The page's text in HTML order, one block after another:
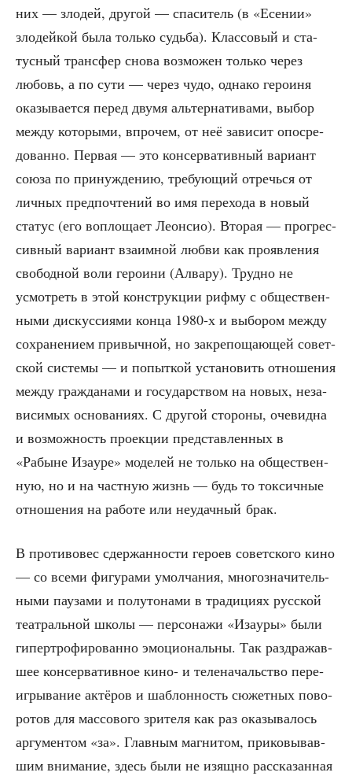
них — зло­дей, дру­гой — спа­си­тель (в «Есе­нии»
зло­дей­кой была толь­ко судь­ба). Клас­со­вый и ста­
тус­ный транс­фер сно­ва воз­мо­жен толь­ко через
любовь, а по сути — через чудо, одна­ко геро­и­ня
ока­зы­ва­ет­ся перед дву­мя аль­тер­на­ти­ва­ми, выбор
меж­ду кото­ры­ми, впро­чем, от неё зави­сит опо­сре­
до­ван­но. Пер­вая — это кон­сер­ва­тив­ный вари­ант
сою­за по при­нуж­де­нию, тре­бу­ю­щий отречь­ся от
лич­ных пред­по­чте­ний во имя пере­хо­да в новый
ста­тус (его вопло­ща­ет Леон­сио). Вто­рая — про­грес­
сив­ный вари­ант вза­им­ной люб­ви как про­яв­ле­ния
сво­бод­ной воли геро­и­ни (Алва­ру). Труд­но не
усмот­реть в этой кон­струк­ции риф­му с обще­ствен­
ны­ми дис­кус­си­я­ми кон­ца 1980‑х и выбо­ром меж­ду
сохра­не­ни­ем при­выч­ной, но закре­по­ща­ю­щей совет­
ской систе­мы — и попыт­кой уста­но­вить отно­ше­ния
меж­ду граж­да­на­ми и госу­дар­ством на новых, неза­
ви­си­мых осно­ва­ни­ях. С дру­гой сто­ро­ны, оче­вид­на
и воз­мож­ность про­ек­ции пред­став­лен­ных в
«Рабыне Иза­уре» моде­лей не толь­ко на обще­ствен­
ную, но и на част­ную жизнь — будь то ток­сич­ные
отно­ше­ния на рабо­те или неудач­ный брак.
В про­ти­во­вес сдер­жан­но­сти геро­ев совет­ско­го кино
— со все­ми фигу­ра­ми умол­ча­ния, мно­го­зна­чи­тель­
ны­ми пау­за­ми и полу­то­на­ми в тра­ди­ци­ях рус­ской
теат­раль­ной шко­лы — пер­со­на­жи «Иза­уры» были
гипер­тро­фи­ро­ван­но эмо­ци­о­наль­ны. Так раз­дра­жав­
шее кон­сер­ва­тив­ное кино- и теле­на­чаль­ство пере­
иг­ры­ва­ние актё­ров и шаб­лон­ность сюжет­ных пово­
ро­тов для мас­со­во­го зри­те­ля как раз ока­зы­ва­лось
аргу­мен­том «за». Глав­ным маг­ни­том, при­ко­вы­вав­
шим вни­ма­ние, здесь были не изящ­но рас­ска­зан­ная